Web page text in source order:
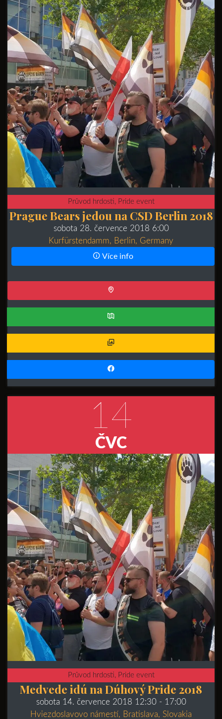
Průvod hrdosti, Pride event
Prague Bears jedou na CSD Berlin 2018
sobota 28. července 2018 6:00
Kurfürstendamm, Berlin, Germany
Více info
14
ČVC
Průvod hrdosti, Pride event
Medvede idú na Dúhový Pride 2018
sobota 14. července 2018 12:30- 17:00
Hviezdoslavovo námestí, Bratislava, Slovakia